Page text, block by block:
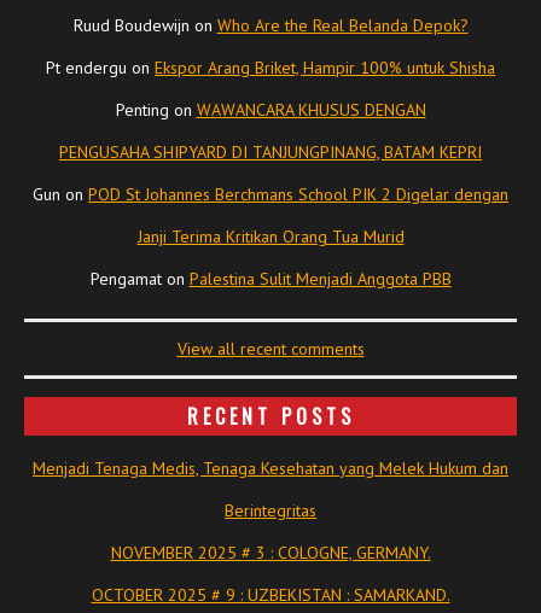
Ruud Boudewijn on Who Are the Real Belanda Depok?
Pt endergu on Ekspor Arang Briket, Hampir 100% untuk Shisha
Penting on WAWANCARA KHUSUS DENGAN
PENGUSAHA SHIPYARD DI TANJUNGPINANG, BATAM KEPRI
Gun on POD St Johannes Berchmans School PIK 2 Digelar dengan
Janji Terima Kritikan Orang Tua Murid
Pengamaton Palestina Sulit Menjadi Anggota PBB
View all recent comments
RECENT POSTS
Menjadi Tenaga Medis, Tenaga Kesehatan yang Melek Hukum dan
Berintegritas
NOVEMBER 2025 # 3 : COLOGNE, GERMANY.
OCTOBER 2025 # 9 : UZBEKISTAN : SAMARKAND.